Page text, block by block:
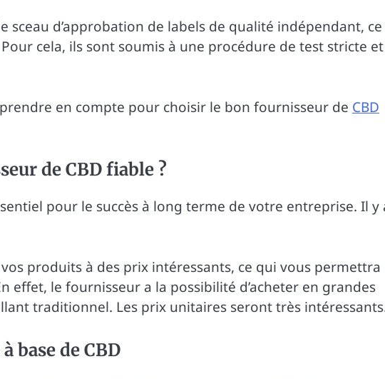
sceau d’approbation de labels de qualité indépendant, ce
cela, ils sont soumis à une procédure de test stricte et
en compte pour choisir le bon fournisseur de CBD
de CBD fiable ?
pour le succès à long terme de votre entreprise. Il y
produits à des prix intéressants, ce qui vous permettra
effet, le fournisseur a la possibilité d’acheter en grandes
traditionnel. Les prix unitaires seront très
base de CBD